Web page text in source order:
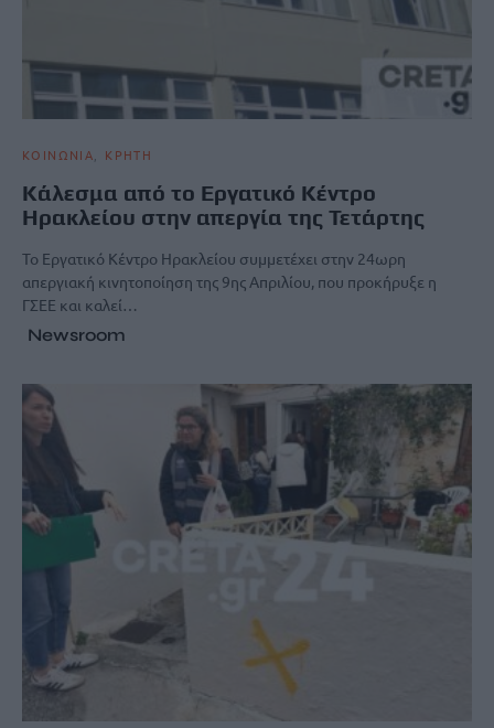
ΚΟΙΝΩΝΙΑ ΚΡΗΤΗ
Κάλεσμα από το Εργατικό Κέντρο
Ηρακλείου στην απεργία της Τετάρτης
Το Εργατικό Κέντρο Ηρακλείου συμμετέχει στην 24ωρη
απεργιακή κινητοποίηση της 9ης Απριλίου, που προκήρυξε η
ΓΣΕΕ και καλεί…
Newsroom